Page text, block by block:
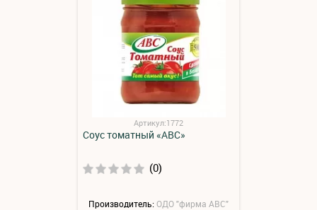
Артикул:1772
Соус томатный «АВС»
(0)
Производитель:ОДО "фирма АВС"